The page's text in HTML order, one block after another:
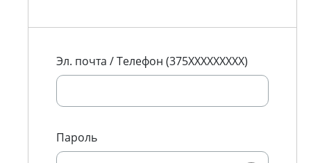
Эл. почта / Телефон (375XXXXXXXXX)
Пароль